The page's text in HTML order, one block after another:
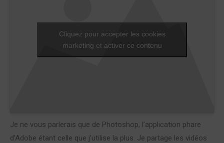
Cliquez pour accepter les cookies
marketing et activer ce contenu
Je ne vous parlerais que de Photoshop, l’application phare
d’Adobe étant celle que j’utilise la plus. Je partage les vidéos